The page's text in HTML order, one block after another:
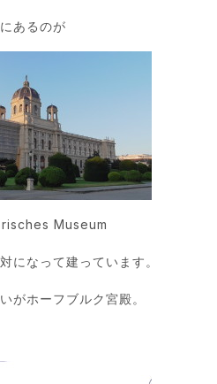
あるのが
Museum
になって建っています。
がホーフブルク宮殿。